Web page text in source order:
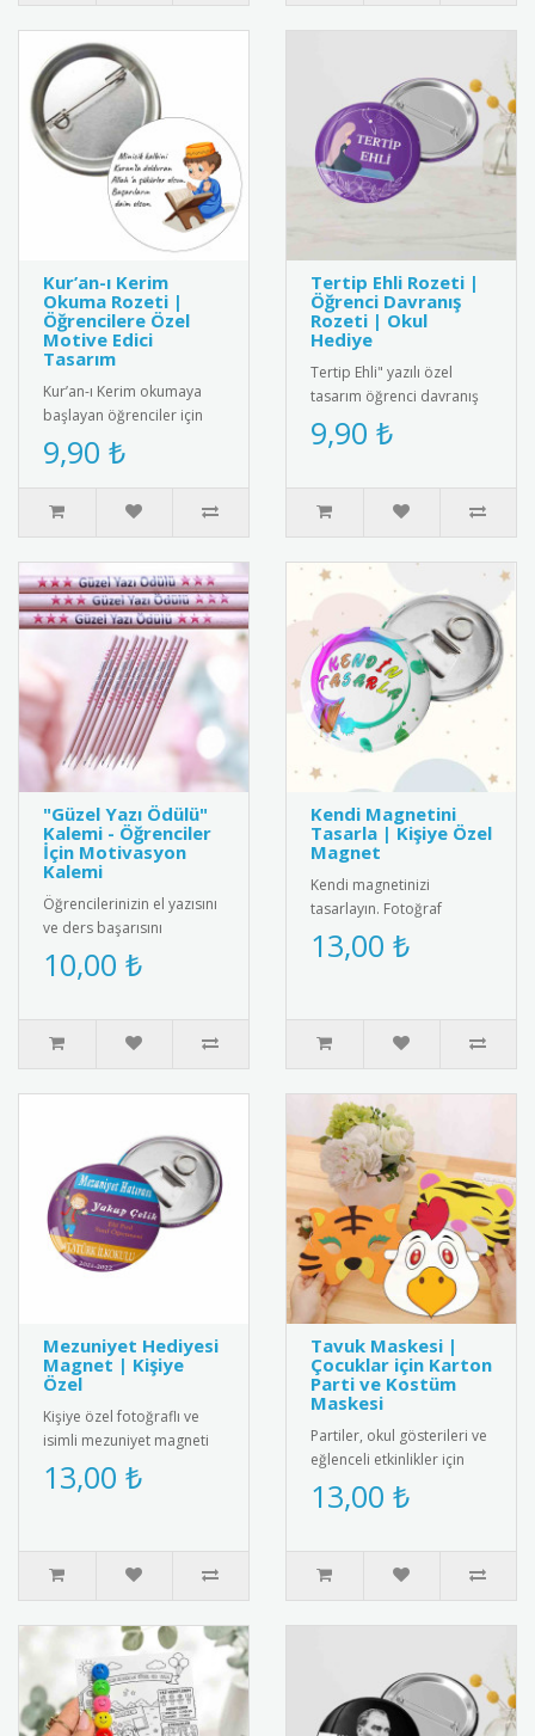
Kur’an-ı Kerim
Okuma Rozeti |
Öğrencilere Özel
Motive Edici
Tasarım
Kur’an-ı Kerim okumaya
başlayan öğrenciler için
özel olarak tasarlanmış bu
rozet, eğitim sürecini de..
9,90 ₺
Tertip Ehli Rozeti |
Öğrenci Davranış
Rozeti | Okul
Hediye
Tertip Ehli" yazılı özel
tasarım öğrenci davranış
rozeti. Örnek öğrencileri
ödüllendirmek için ideal..
9,90 ₺
"Güzel Yazı Ödülü"
Kalemi - Öğrenciler
İçin Motivasyon
Kalemi
Öğrencilerinizin el yazısını
ve ders başarısını
ödüllendirmek için
mükemmel bir seçenek!
10,00 ₺
Kendi Magnetini
Tasarla | Kişiye Özel
Magnet
Kendi magnetinizi
tasarlayın. Fotoğraf
ekleyin, metin yazın ve
istediğiniz ölçüde kişiye
13,00 ₺
Mezuniyet Hediyesi
Magnet | Kişiye
Özel
Kişiye özel fotoğraflı ve
isimli mezuniyet magneti
ile mezuniyet anını anlamlı
bir hediyeyle ölümsüz..
13,00 ₺
Tavuk Maskesi |
Çocuklar için Karton
Parti ve Kostüm
Maskesi
Partiler, okul gösterileri ve
eğlenceli etkinlikler için
tasarlanmış sevimli tavuk
maskesi! Çocuklar..
13,00 ₺